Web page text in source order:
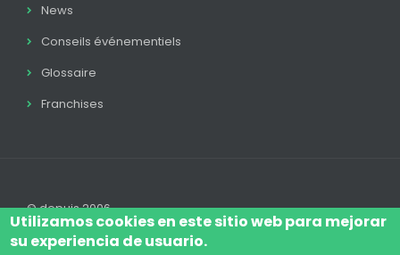
News
Conseils événementiels
Glossaire
Franchises
© depuis 2006
Utilizamos cookies en este sitio web para mejorar
su experiencia de usuario.